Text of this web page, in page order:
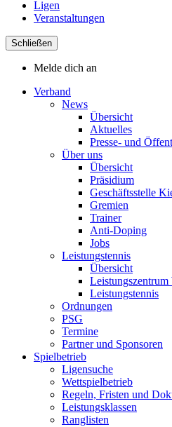
Ligen
Veranstaltungen
Schließen
Melde dich an
Verband
News
Übersicht
Aktuelles
Presse- und
Über uns
Übersicht
Präsidium
Geschäftsstelle
Gremien
Trainer
Anti-Doping
Jobs
Leistungstennis
Übersicht
Leistungszentrum
Leistungstennis
Ordnungen
PSG
Termine
Partner und Sponsoren
Spielbetrieb
Ligensuche
Wettspielbetrieb
Regeln, Fristen und
Leistungsklassen
Ranglisten